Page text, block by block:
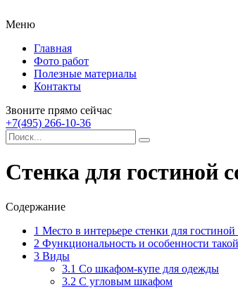
Меню
Главная
Фото работ
Полезные материалы
Контакты
Звоните прямо сейчас
+7(495) 266-10-36
Стенка для гостиной
Содержание
1 Место в интерьере стенки для
2 Функциональность и особенности
3 Виды
3.1 Со шкафом-купе для одежды
3.2 С угловым шкафом